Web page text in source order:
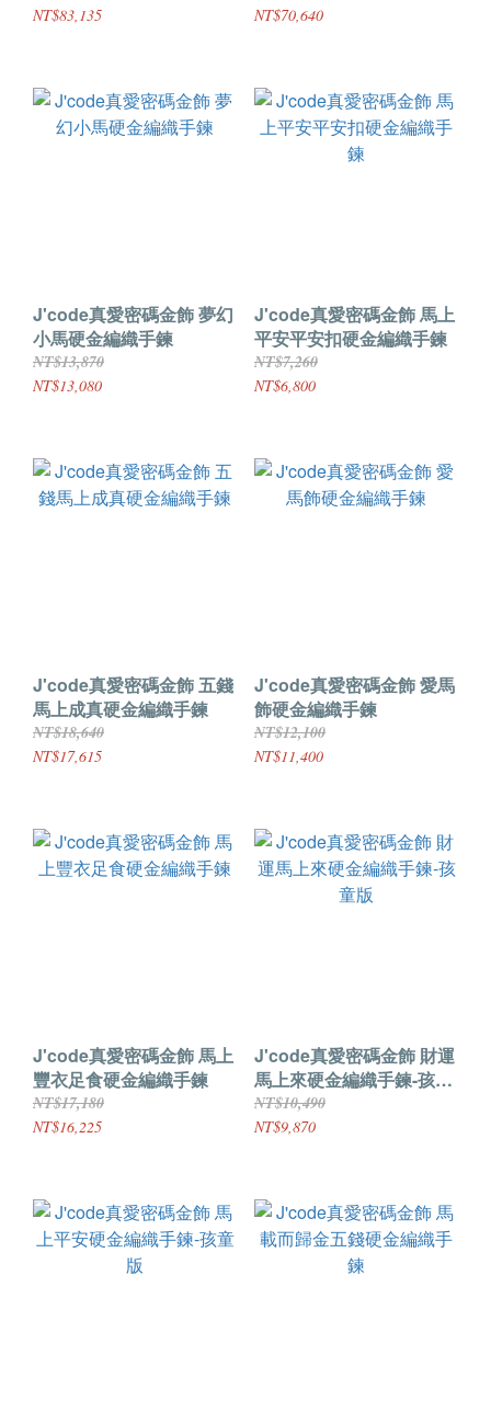
NT$83,135 NT$70,640
J'code真愛密碼金飾 夢幻
小馬硬金編織手鍊
NT$13,870
NT$13,080
J'code真愛密碼金飾 馬上
平安平安扣硬金編織手鍊
NT$7,260
NT$6,800
J'code真愛密碼金飾 五錢
馬上成真硬金編織手鍊
NT$18,640
NT$17,615
J'code真愛密碼金飾 愛馬
飾硬金編織手鍊
NT$12,100
NT$11,400
J'code真愛密碼金飾 馬上
豐衣足食硬金編織手鍊
NT$17,180
NT$16,225
J'code真愛密碼金飾 財運
馬上來硬金編織手鍊-孩童
版
NT$10,490
NT$9,870